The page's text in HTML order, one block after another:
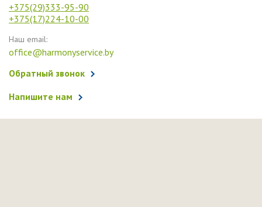
+375(29)333-95-90
+375(17)224-10-00
Наш email:
office@harmonyservice.by
Обратный звонок
Напишите нам